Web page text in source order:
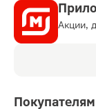
Акции,
Покупателям